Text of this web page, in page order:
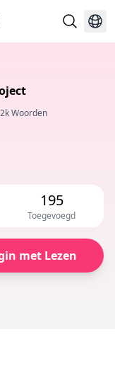
Woorden
195
Toegevoegd
met Lezen